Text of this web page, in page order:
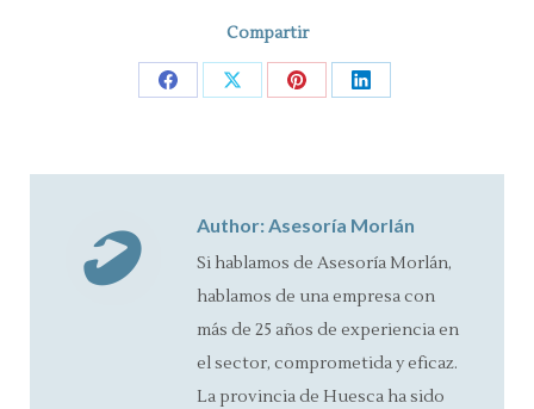
Compartir
Share Share Share Share
Author:Asesoría Morlán
Si hablamos de Asesoría Morlán,
hablamos de una empresa con
más de 25 años de experiencia en
el sector, comprometida y eficaz.
La provincia de Huesca ha sido